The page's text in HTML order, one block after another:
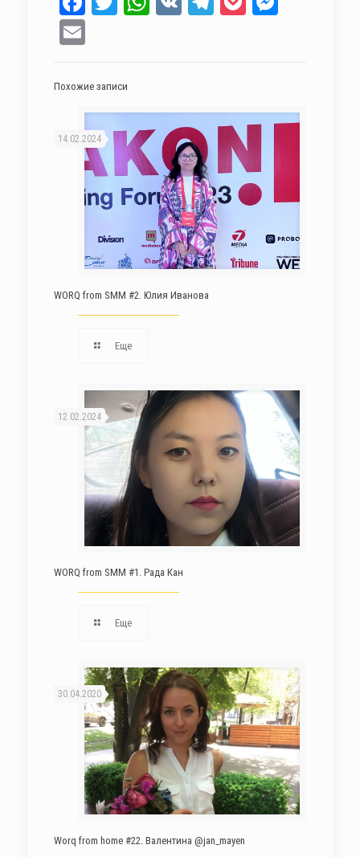
Похожие записи
14.02.2024
WORQ from SMM #2. Юлия Иванова
Еще
12.02.2024
WORQ from SMM #1. Рада Кан
Еще
30.04.2020
Worq from home #22. Валентина @jan_mayen